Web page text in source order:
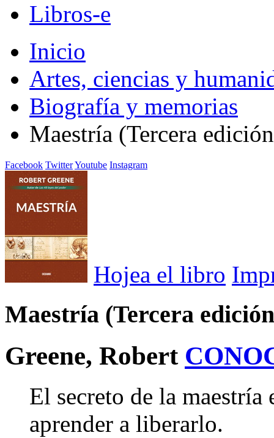
Libros-e
Inicio
Artes, ciencias y
Biografía y memorias
Maestría (Tercera
Facebook TwitterYoutube Instagram
Hojea el libro
Maestría (Tercera
Greene, Robert
El secreto de la
aprender a liberarlo.